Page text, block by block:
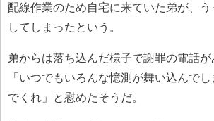
配線作業のため自宅に来ていた弟が、
してしまったという。
弟からは落ち込んだ様子で謝罪の電話
「いつでもいろんな憶測が舞い込んで
でくれ」と慰めたそうだ。